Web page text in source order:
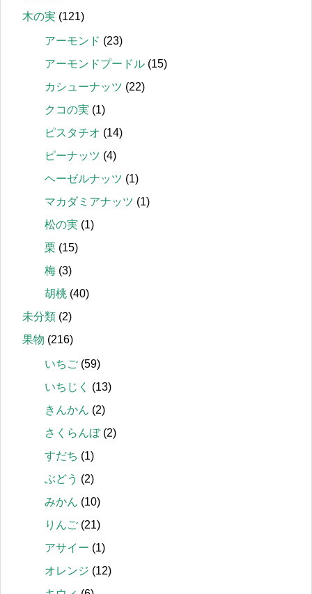
木の実 (121)
アーモンド (23)
アーモンドプードル (15)
カシューナッツ (22)
クコの実 (1)
ピスタチオ (14)
ピーナッツ (4)
ヘーゼルナッツ (1)
マカダミアナッツ (1)
松の実 (1)
栗 (15)
梅 (3)
胡桃 (40)
未分類 (2)
果物 (216)
いちご (59)
いちじく
(13)
きんかん (2)
さくらんぼ(2)
すだち (1)
ぶどう (2)
みかん (10)
りんご (21)
アサイー (1)
オレンジ (12)